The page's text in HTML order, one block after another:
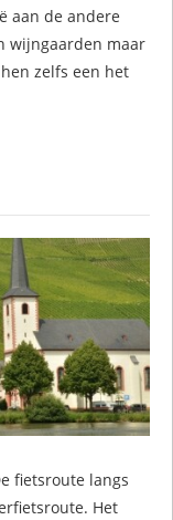
aan de andere
wijngaarden maar
zelfs een het
fietsroute langs
Het